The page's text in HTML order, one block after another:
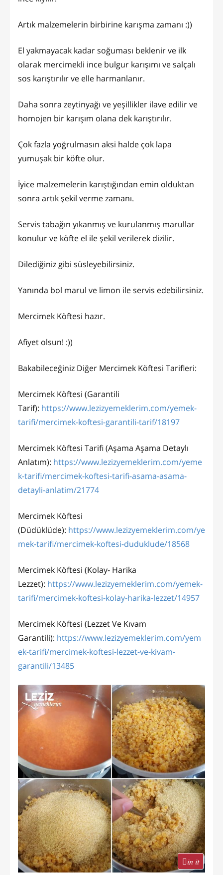
Artık malzemelerin birbirine karışma zamanı :))
El yakmayacak kadar soğuması beklenir ve ilk
olarak mercimekli ince bulgur karışımı ve salçalı
sos karıştırılır ve elle harmanlanır.
Daha sonra zeytinyağı ve yeşillikler ilave edilir ve
homojen bir karışım olana dek karıştırılır.
Çok fazla yoğrulmasın aksi halde çok lapa
yumuşak bir köfte olur.
İyice malzemelerin karıştığından emin olduktan
sonra artık şekil verme zamanı.
Servis tabağın yıkanmış ve kurulanmış marullar
konulur ve köfte el ile şekil verilerek dizilir.
Dilediğiniz gibi süsleyebilirsiniz.
Yanında bol marul ve limon ile servis edebilirsiniz.
Mercimek Köftesi hazır.
Afiyet olsun! :))
Bakabileceğiniz Diğer Mercimek Köftesi Tarifleri:
Mercimek Köftesi (Garantili
Tarif): https://www.lezizyemeklerim.com/yemek-
tarifi/mercimek-koftesi-garantili-tarif/18197
Mercimek Köftesi Tarifi (Aşama Aşama Detaylı
Anlatım): https://www.lezizyemeklerim.com/yeme
k-tarifi/mercimek-koftesi-tarifi-asama-asama-
detayli-anlatim/21774
Mercimek Köftesi
(Düdüklüde): https://www.lezizyemeklerim.com/ye
mek-tarifi/mercimek-koftesi-duduklude/18568
Mercimek Köftesi (Kolay- Harika
Lezzet): https://www.lezizyemeklerim.com/yemek-
tarifi/mercimek-koftesi-kolay-harika-lezzet/14957
Mercimek Köftesi (Lezzet Ve Kıvam
Garantili): https://www.lezizyemeklerim.com/yem
ek-tarifi/mercimek-koftesi-lezzet-ve-kivam-
garantili/13485
in it